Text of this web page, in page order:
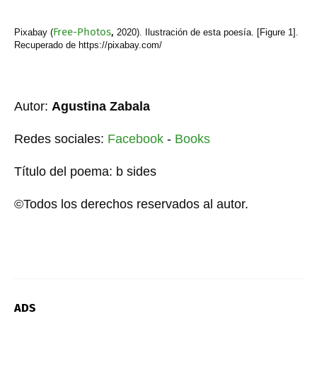
Pixabay (Free-Photos, 2020). Ilustración de esta poesía. [Figure 1].
Recuperado de https://pixabay.com/
Autor: Agustina Zabala
Redes sociales: Facebook - Books
Título del poema: b sides
©Todos los derechos reservados al autor.
ADS